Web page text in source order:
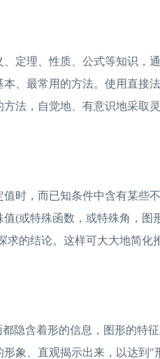
定理、性质、公式等知识，
、最常用的方法。使用直接
法，自觉地、有意识地采取灵
时，而已知条件中含有某些
(或特殊函数，或特殊角，图
求的结论。这样可大大地简化
隐含着形的信息，图形的特征
象、直观揭示出来，以达到"